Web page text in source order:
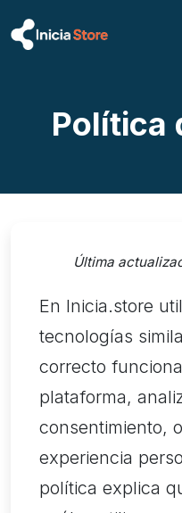
Política
Última
En Inicia.store
tecnologías
correcto
plataforma,
consentimiento,
experiencia
política explica